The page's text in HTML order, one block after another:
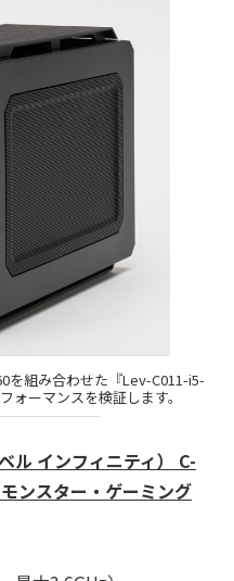
を組み合わせた『Lev-C011-i5-
ォーマンスを検証します。
ル インフィニティ） C-
ンスター・ゲーミング